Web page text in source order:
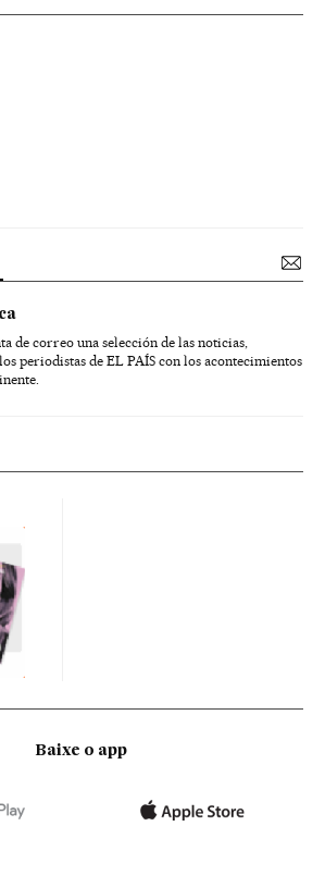
de correo una selección de las noticias,
periodistas de EL PAÍS con los acontecimientos
Baixe o app